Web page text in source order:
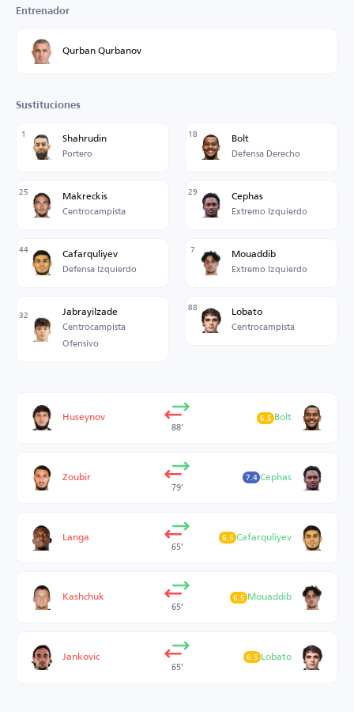
Entrenador
Qurban Qurbanov
Sustituciones
1 Shahrudin
Portero
18 Bolt
Defensa Derecho
25 Makreckis
Centrocampista
29 Cephas
Extremo Izquierdo
44 Cafarquliyev
Defensa Izquierdo
7 Mouaddib
Extremo Izquierdo
32 Jabrayilzade
Centrocampista
Ofensivo
88 Lobato
Centrocampista
Huseynov
88’
Bolt
6.5
Zoubir
79’
Cephas
7.4
Langa
65’
Cafarquliyev
6.5
Kashchuk
65’
Mouaddib
6.5
Jankovic
65’
Lobato
6.5